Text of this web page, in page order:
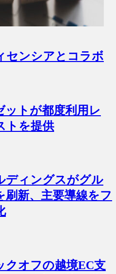
センシアとコラボ
ットが都度利用レ
トを提供
ディングスがグル
刷新、主要導線をフ
クオフの越境EC支